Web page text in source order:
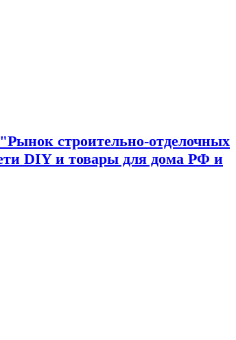
строительно-отделочных
DIY и товары для дома РФ и